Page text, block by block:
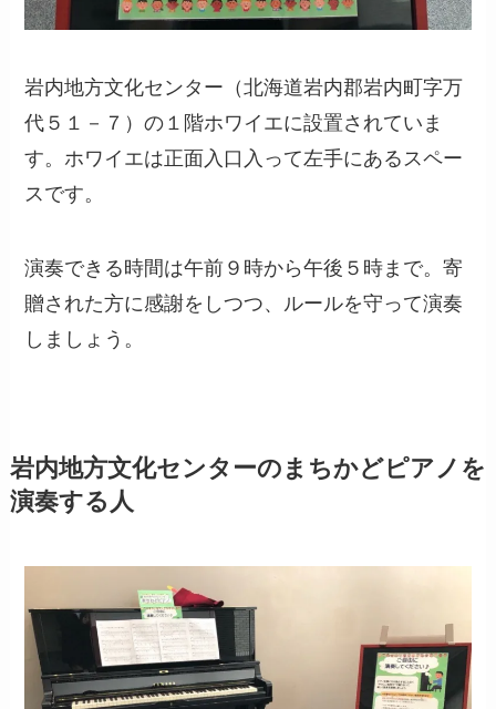
岩内地方文化センター（北海道岩内郡岩内町字万
代５１－７）の１階ホワイエに設置されていま
す。ホワイエは正面入口入って左手にあるスペー
スです。
演奏できる時間は午前９時から午後５時まで。寄
贈された方に感謝をしつつ、ルールを守って演奏
しましょう。
岩内地方文化センターのまちかどピアノを
演奏する人